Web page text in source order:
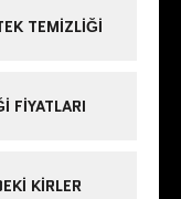
TEMIZLIĞI
FIYATLARI
KIRLER